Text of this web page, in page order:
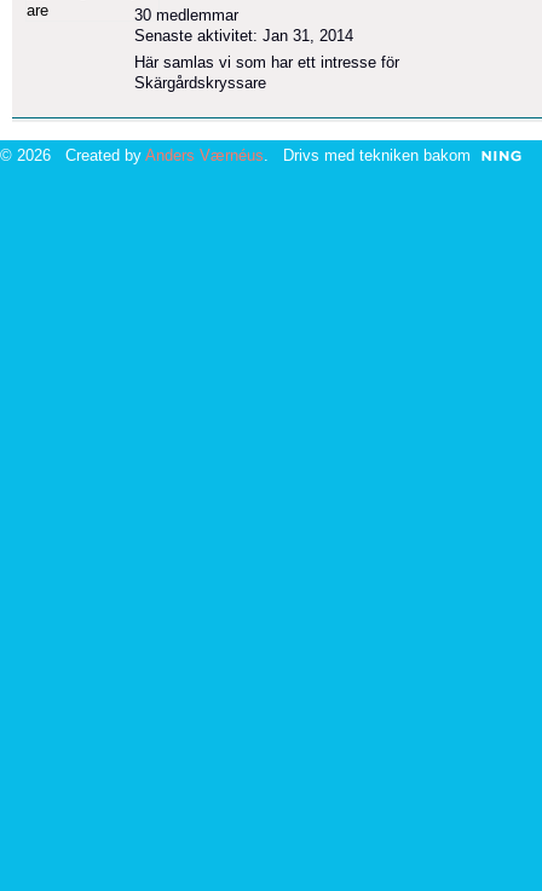
30 medlemmar
Senaste aktivitet: Jan 31, 2014
Här samlas vi som har ett intresse för
Skärgårdskryssare
© 2026 Created by Anders Værnéus. Drivs med tekniken bakom